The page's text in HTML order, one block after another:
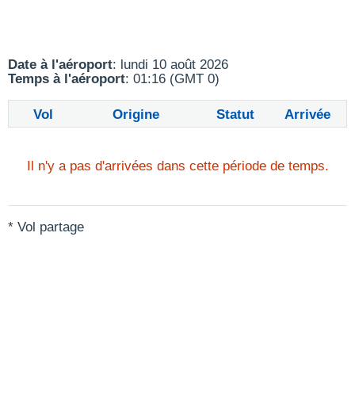
Date à l'aéroport: lundi 10 août 2026
Temps à l'aéroport: 01:16 (GMT 0)
Vol Origine Statut Arrivée
Il n'y a pas d'arrivées dans cette période de temps.
* Vol partage